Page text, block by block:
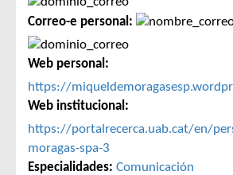
Correo-e personal:
Web personal:
https://
Web institucional:
https://portalrecerca.uab.cat/en/
moragas-spa-3
Especialidades: Comunicación